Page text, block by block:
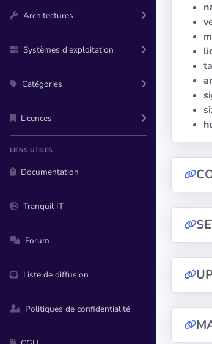
Architectures
Systèmes d'exploitation
Catégories
Licences
LIENS UTILES
Documentation
Tranquil IT
Forum
Liste de diffusion
Politiques de confidentialité